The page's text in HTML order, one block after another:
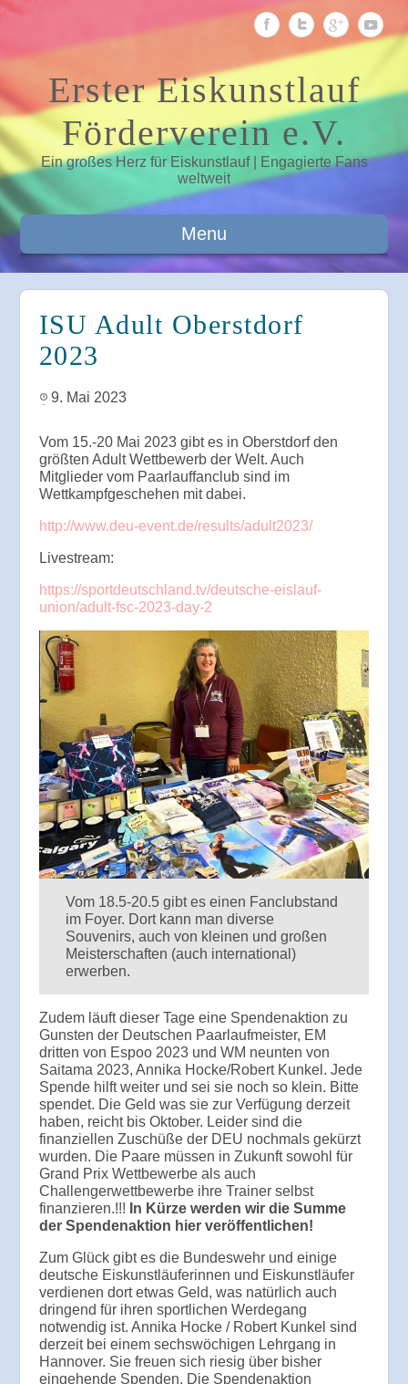
Erster Eiskunstlauf
Förderverein e.V.
Ein großes Herz für Eiskunstlauf | Engagierte Fans
weltweit
Menu
ISU Adult Oberstdorf
2023
9. Mai 2023
Vom 15.-20 Mai 2023 gibt es in Oberstdorf den
größten Adult Wettbewerb der Welt. Auch
Mitglieder vom Paarlauffanclub sind im
Wettkampfgeschehen mit dabei.
http://www.deu-event.de/results/adult2023/
Livestream:
https://sportdeutschland.tv/deutsche-eislauf-
union/adult-fsc-2023-day-2
Vom 18.5-20.5 gibt es einen Fanclubstand
im Foyer. Dort kann man diverse
Souvenirs, auch von kleinen und großen
Meisterschaften (auch international)
erwerben.
Zudem läuft dieser Tage eine Spendenaktion zu
Gunsten der Deutschen Paarlaufmeister, EM
dritten von Espoo 2023 und WM neunten von
Saitama 2023, Annika Hocke/Robert Kunkel. Jede
Spende hilft weiter und sei sie noch so klein. Bitte
spendet. Die Geld was sie zur Verfügung derzeit
haben, reicht bis Oktober. Leider sind die
finanziellen Zuschüße der DEU nochmals gekürzt
wurden. Die Paare müssen in Zukunft sowohl für
Grand Prix Wettbewerbe als auch
Challengerwettbewerbe ihre Trainer selbst
finanzieren.!!! In Kürze werden wir die Summe
der Spendenaktion hier veröffentlichen!
Zum Glück gibt es die Bundeswehr und einige
deutsche Eiskunstläuferinnen und Eiskunstläufer
verdienen dort etwas Geld, was natürlich auch
dringend für ihren sportlichen Werdegang
notwendig ist. Annika Hocke / Robert Kunkel sind
derzeit bei einem sechswöchigen Lehrgang in
Hannover. Sie freuen sich riesig über bisher
eingehende Spenden. Die Spendenaktion